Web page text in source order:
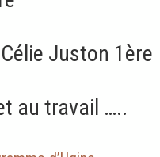
Juston 1ère
au travail …..